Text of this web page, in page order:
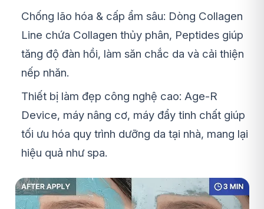
Chống lão hóa & cấp ẩm sâu: Dòng Collagen
Line chứa Collagen thủy phân, Peptides giúp
tăng độ đàn hồi, làm săn chắc da và cải thiện
nếp nhăn.
Thiết bị làm đẹp công nghệ cao: Age-R
Device, máy nâng cơ, máy đẩy tinh chất giúp
tối ưu hóa quy trình dưỡng da tại nhà, mang lại
hiệu quả như spa.